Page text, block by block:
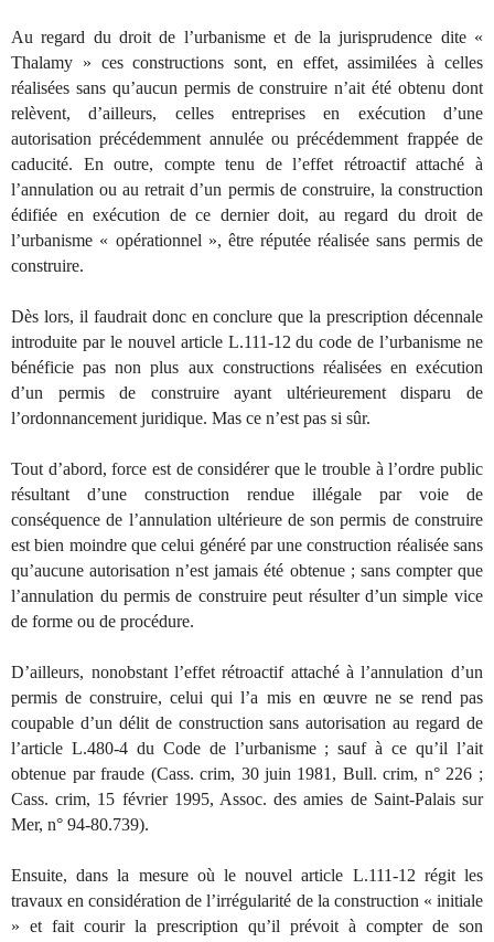
Au regard du droit de l’urbanisme et de la jurisprudence dite «
Thalamy » ces constructions sont, en effet, assimilées à celles
réalisées sans qu’aucun permis de construire n’ait été obtenu dont
relèvent, d’ailleurs, celles entreprises en exécution d’une
autorisation précédemment annulée ou précédemment frappée de
caducité. En outre, compte tenu de l’effet rétroactif attaché à
l’annulation ou au retrait d’un permis de construire, la construction
édifiée en exécution de ce dernier doit, au regard du droit de
l’urbanisme « opérationnel », être réputée réalisée sans permis de
construire.
Dès lors, il faudrait donc en conclure que la prescription décennale
introduite par le nouvel article L.111-12 du code de l’urbanisme ne
bénéficie pas non plus aux constructions réalisées en exécution
d’un permis de construire ayant ultérieurement disparu de
l’ordonnancement juridique. Mas ce n’est pas si sûr.
Tout d’abord, force est de considérer que le trouble à l’ordre public
résultant d’une construction rendue illégale par voie de
conséquence de l’annulation ultérieure de son permis de construire
est bien moindre que celui généré par une construction réalisée sans
qu’aucune autorisation n’est jamais été obtenue ; sans compter que
l’annulation du permis de construire peut résulter d’un simple vice
de forme ou de procédure.
D’ailleurs, nonobstant l’effet rétroactif attaché à l’annulation d’un
permis de construire, celui qui l’a mis en œuvre ne se rend pas
coupable d’un délit de construction sans autorisation au regard de
l’article L.480-4 du Code de l’urbanisme ; sauf à ce qu’il l’ait
obtenue par fraude (Cass. crim, 30 juin 1981, Bull. crim, n° 226 ;
Cass. crim, 15 février 1995, Assoc. des amies de Saint-Palais sur
Mer, n° 94-80.739).
Ensuite, dans la mesure où le nouvel article L.111-12 régit les
travaux en considération de l’irrégularité de la construction « initiale
» et fait courir la prescription qu’il prévoit à compter de son